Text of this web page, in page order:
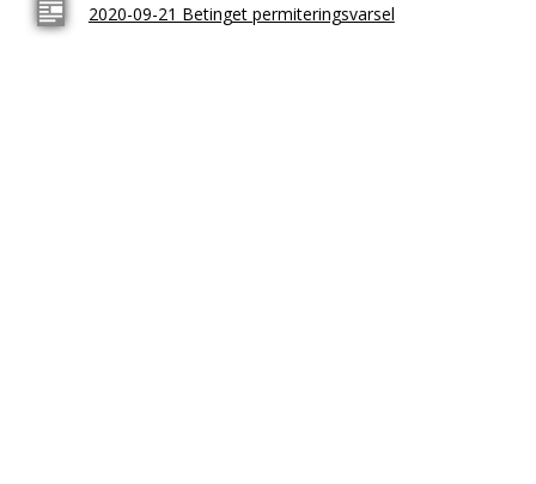
2020-09-21 Betinget permiteringsvarsel